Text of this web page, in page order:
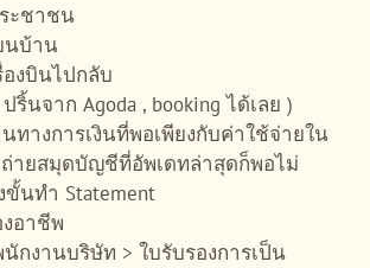
ะชาชน
นบ้าน
องบินไปกลับ
ริ้นจาก Agoda , booking ได้เลย )
ทางการเงินที่พอเพียงกับค่าใช้จ่ายใน
ถ่ายสมุดบัญชีที่อัพเดทล่าสุดก็พอไม่
ขั้นทำ Statement
งอาชีพ
กงานบริษัท > ใบรับรองการเป็น